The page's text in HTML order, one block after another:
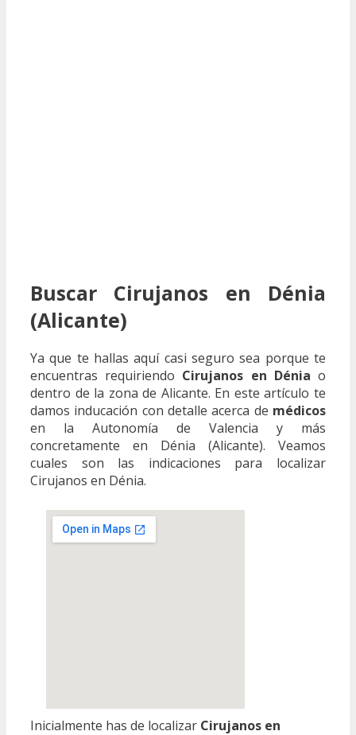
Buscar Cirujanos en Dénia
(Alicante)
Ya que te hallas aquí casi seguro sea porque te
encuentras requiriendo Cirujanos en Dénia o
dentro de la zona de Alicante. En este artículo te
damos inducación con detalle acerca de médicos
en la Autonomía de Valencia y más
concretamente en Dénia (Alicante). Veamos
cuales son las indicaciones para localizar
Cirujanos en Dénia.
Inicialmente has de localizar Cirujanos en